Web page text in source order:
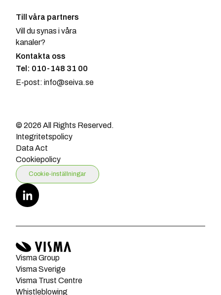
Till våra partners
Vill du synas i våra
kanaler?
Kontakta oss
Tel: 010-148 31 00
E-post: info@seiva.se
© 2026 All Rights Reserved.
Integritetspolicy
Data Act
Cookiepolicy
Cookie-inställningar
Visma Group
Visma Sverige
Visma Trust Centre
Whistleblowing